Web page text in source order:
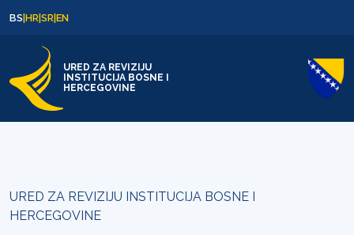
BS|HR|SR|EN
URED ZA REVIZIJU
INSTITUCIJA BOSNE I
HERCEGOVINE
URED ZA REVIZIJU INSTITUCIJA BOSNE I
HERCEGOVINE